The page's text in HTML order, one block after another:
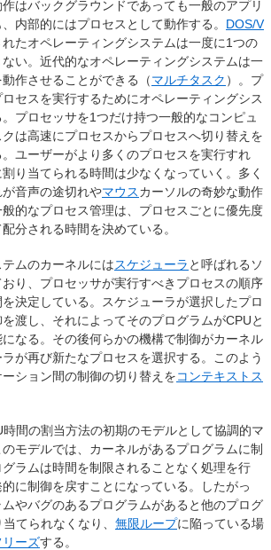
はバックグラウンドであっても一般のアプリ
内部的にはプロセスとして動作する。 DOS/V
たオペレーティングシステムは一度に1つの
い。近代的なオペレーティングシステムは一
作させることができる（マルチタスク ）。プ
セスを実行するためにオペレーティングシス
プロセッサを1つだけ持つ一般的なコンピュ
は高速にプロセスからプロセスへ切り替えを
ユーザーがより多くのプロセスを実行すれ
り当てられる時間は少なくなっていく。多く
音声の途切れやマウスカーソルの奇妙な動作
的なプロセス管理は、プロセスごとに優先度
分される時間を決めている。
ムのカーネルにはスケジューラ と呼ばれるソ
り、プロセッサが実行すべきプロセスの順序
決定している。スケジューラが選択したプロ
渡し、それによってそのプログラムがCPUと
になる。その後何らかの機構で制御がカーネル
が再び新たなプロセスを選択する。このよう
ション間の制御の切り替えをコンテキストス
間の割当方法の初期のモデルとして協調的マ
モデルでは、カーネルがあるプログラムに制
ラムは時間を制限されることなく処理を行
に制御を戻すことになっている。したがっ
やバグのあるプログラムがあると他のプログ
てられなくなり、 無限ループに陥っている場
リーズする。